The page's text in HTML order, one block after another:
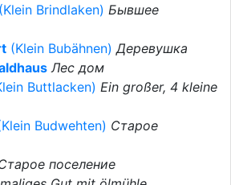
(Klein Brindlaken) Бывшее
(Klein Bubähnen)Деревушка
Лес дом
Buttlacken) Ein großer, 4 kleine
Budwehten) Старое
поселение